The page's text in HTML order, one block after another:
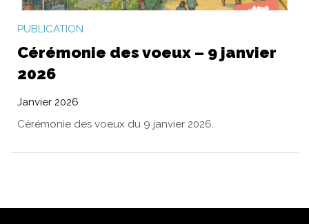
PUBLICATION
Cérémonie des voeux – 9 janvier
2026
Janvier 2026
Cérémonie des voeux du 9 janvier 2026.